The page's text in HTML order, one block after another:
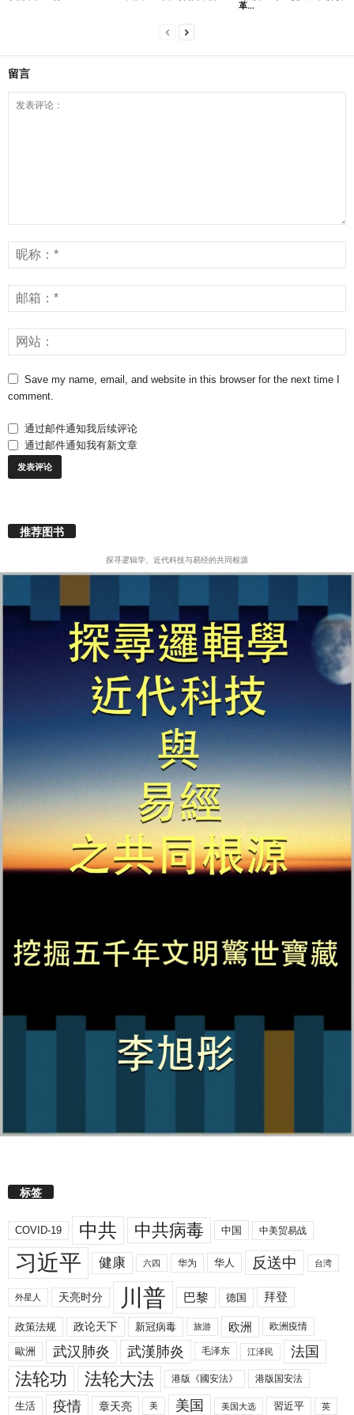
革...
留言
Save my name, email, and website in this browser for the next time I
comment.
通过邮件通知我后续评论
通过邮件通知我有新文章
推荐图书
探寻逻辑学、近代科技与易经的共同根源
标签
COVID-19 中共 中共病毒 中国 中美贸易战
习近平 健康 六四 华为 华人 反送中 台湾
外星人 天亮时分 川普 巴黎 德国 拜登
政策法规 政论天下 新冠病毒 旅游 欧洲 欧洲疫情
歐洲 武汉肺炎 武漢肺炎 毛泽东 江泽民 法国
法轮功 法轮大法 港版《國安法》 港版国安法
生活 疫情 章天亮 美 美国 美国大选 習近平 英